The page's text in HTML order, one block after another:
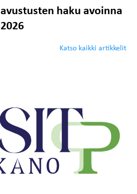
haku avoinna
Katso kaikki artikkelit